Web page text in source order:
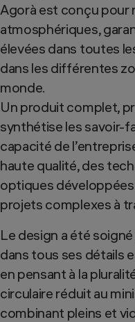
Agorà est conçu pour
atmosphériques,
élevées dans toutes
dans les différentes
monde.
Un produit complet,
synthétise les savoir-
capacité de
haute qualité, des
optiques
projets complexes à
Le design a été
dans tous ses détails
en pensant à la
circulaire réduit au
combinant pleins et